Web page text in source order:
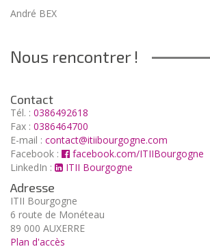
André BEX
Nous rencontrer !
Contact
Tél. : 0386492618
Fax : 0386464700
E-mail : contact@itiibourgogne.com
Facebook :
facebook.com/ITIIBourgogne
LinkedIn :
ITII Bourgogne
Adresse
ITII Bourgogne
6 route de Monéteau
89 000 AUXERRE
Plan d'accès